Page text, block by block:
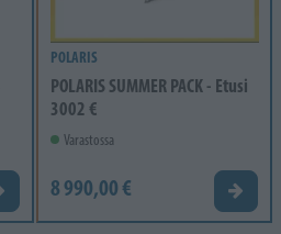
Tarjouspyyntö
POLARIS
POLARIS SUMMER PACK - Etusi
3002 €
Varastossa
8 990,00 €